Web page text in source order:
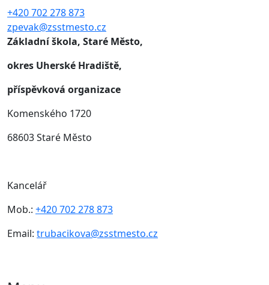
+420 702 278 873
zpevak@zsstmesto.cz
Základní škola, Staré Město,
okres Uherské Hradiště,
příspěvková organizace
Komenského 1720
68603 Staré Město
Kancelář
Mob.: +420 702 278 873
Email: trubacikova@zsstmesto.cz